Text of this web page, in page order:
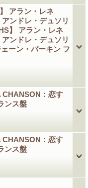
アラン・レネ
ンドレ・デュソリ
】 アラン・レネ
ンドレ・デュソリ
ーン・バーキン フ
CHANSON：恋す
ンス盤
CHANSON：恋す
ンス盤